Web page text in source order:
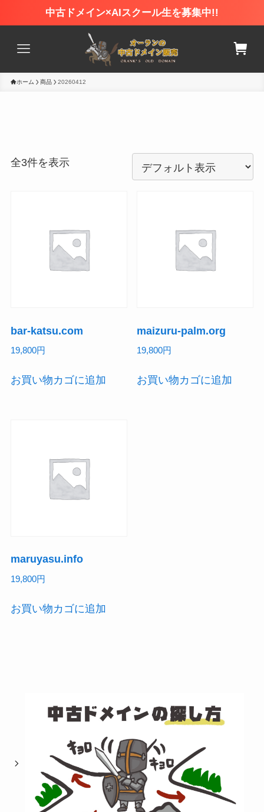
中古ドメイン×AIスクール生を募集中!!
ホーム 商品 20260412
全3件を表示
bar-katsu.com
19,800円
お買い物カゴに追加
maizuru-palm.org
19,800円
お買い物カゴに追加
maruyasu.info
19,800円
お買い物カゴに追加